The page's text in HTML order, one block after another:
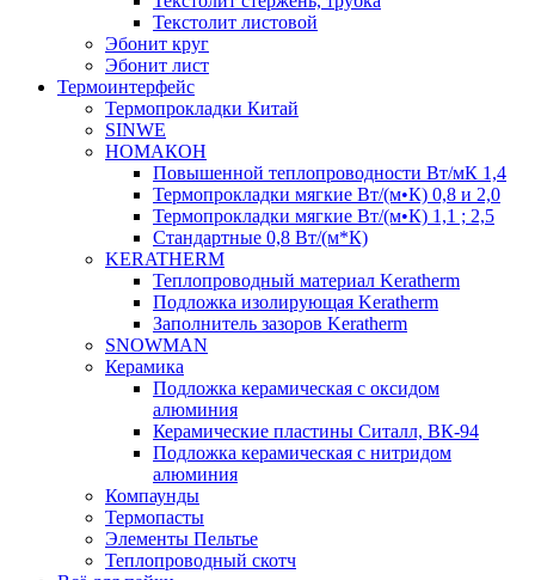
Текстолит листовой
Эбонит круг
Эбонит лист
Термоинтерфейс
Термопрокладки Китай
SINWE
НОМАКОН
Повышенной теплопроводности Вт/мК 1,4
Термопрокладки мягкие Вт/(м•К) 0,8 и 2,0
Термопрокладки мягкие Вт/(м•К) 1,1 ; 2,5
Стандартные 0,8 Вт/(м*К)
KERATHERM
Теплопроводный материал Keratherm
Подложка изолирующая Keratherm
Заполнитель зазоров Keratherm
SNOWMAN
Керамика
Подложка керамическая с оксидом
алюминия
Керамические пластины Ситалл, ВК-94
Подложка керамическая с нитридом
алюминия
Компаунды
Термопасты
Элементы Пельтье
Теплопроводный скотч